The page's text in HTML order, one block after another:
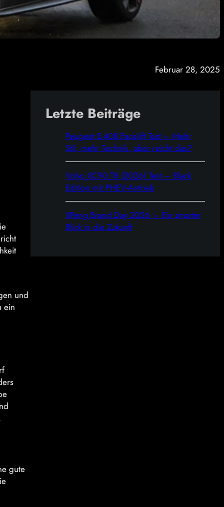
Februar 28, 2025
und
ein
gute
Letzte Beiträge
Peugeot E-408 Facelift Test – Mehr
Stil, mehr Technik, aber reicht das?
Volvo XC90 T8 (2026) Test – Black
Edition mit PHEV-Antrieb
XPeng Brand Day 2026 – Ein smarter
Blick in die Zukunft